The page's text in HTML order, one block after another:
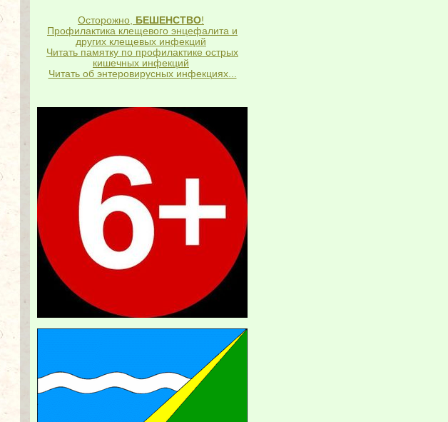
Осторожно, БЕШЕНСТВО!
Профилактика клещевого энцефалита и
других клещевых инфекций
Читать памятку по профилактике острых
кишечных инфекций
Читать об энтеровирусных инфекциях...